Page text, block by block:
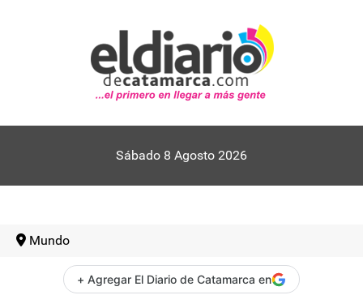
Sábado 8 Agosto 2026
Mundo
+ Agregar El Diario de Catamarca en